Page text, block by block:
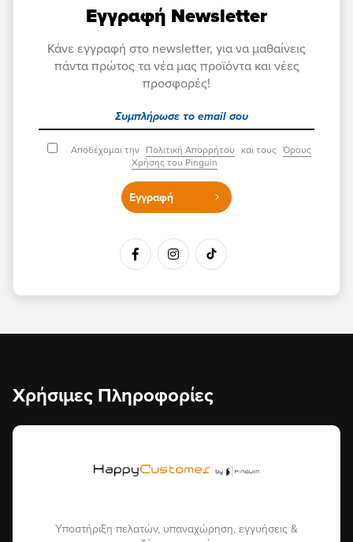
Εγγραφή Newsletter
Κάνε εγγραφή στο newsletter, για να μαθαίνεις
πάντα πρώτος τα νέα μας προϊόντα και νέες
προσφορές!
Αποδέχομαι την Πολιτική Απορρήτου και τους Όρους
Χρήσης του Pinguin
Εγγραφή
Χρήσιμες Πληροφορίες
Υποστήριξη πελατών, υπαναχώρηση, εγγυήσεις &